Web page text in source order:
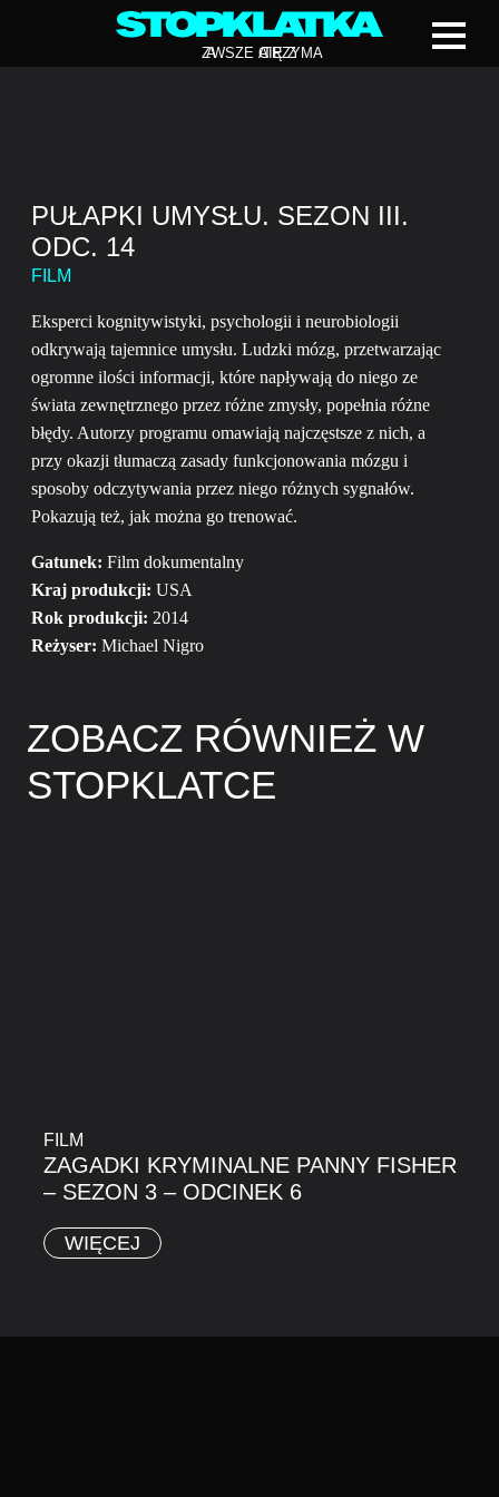
ZAWSZE CIĘ Z
ATRZYMA
PUŁAPKI UMYSŁU. SEZON III.
ODC. 14
FILM
Eksperci kognitywistyki, psychologii i neurobiologii
odkrywają tajemnice umysłu. Ludzki mózg, przetwarzając
ogromne ilości informacji, które napływają do niego ze
świata zewnętrznego przez różne zmysły, popełnia różne
błędy. Autorzy programu omawiają najczęstsze z nich, a
przy okazji tłumaczą zasady funkcjonowania mózgu i
sposoby odczytywania przez niego różnych sygnałów.
Pokazują też, jak można go trenować.
Gatunek: Film dokumentalny
Kraj produkcji: USA
Rok produkcji: 2014
Reżyser: Michael Nigro
ZOBACZ RÓWNIEŻ W
STOPKLATCE
FILM
ZAGADKI KRYMINALNE PANNY FISHER
– SEZON 3 – ODCINEK 6
WIĘCEJ